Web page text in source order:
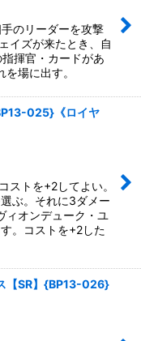
のリーダーを攻撃
イズが来たとき、自
揮官・カードがあ
場に出す。
025}《ロイヤ
トを+2してよい。
ぶ。それに3ダメー
ィオンデューク・ユ
。コストを+2した
【SR】{BP13-026}